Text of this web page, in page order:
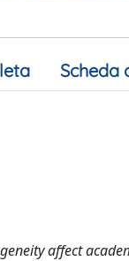
Scheda
affect